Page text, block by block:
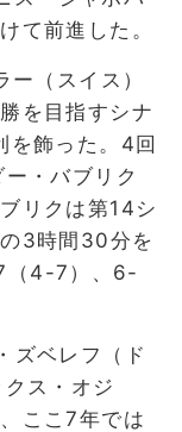
て前進した。
（スイス）
を目指すシナ
を飾った。4回
・バブリク
リクは第14シ
3時間30分を
（4-7）、6-
ズベレフ（ド
ス・オジ
ここ7年では